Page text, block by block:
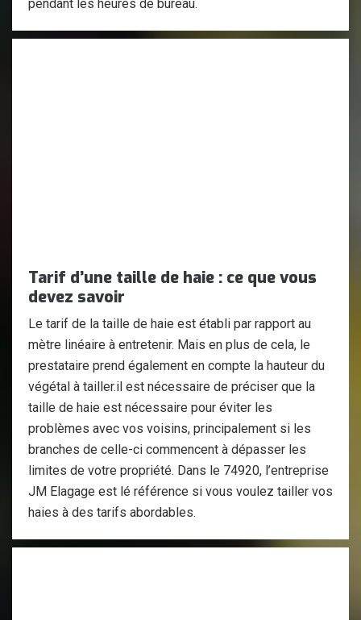
pendant les heures de bureau.
Tarif d’une taille de haie : ce que vous
devez savoir
Le tarif de la taille de haie est établi par rapport au
mètre linéaire à entretenir. Mais en plus de cela, le
prestataire prend également en compte la hauteur du
végétal à tailler.il est nécessaire de préciser que la
taille de haie est nécessaire pour éviter les
problèmes avec vos voisins, principalement si les
branches de celle-ci commencent à dépasser les
limites de votre propriété. Dans le 74920, l’entreprise
JM Elagage est lé référence si vous voulez tailler vos
haies à des tarifs abordables.